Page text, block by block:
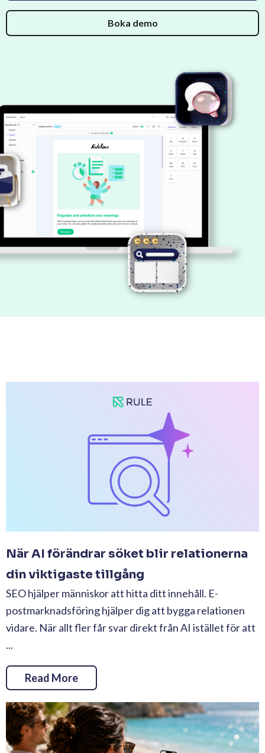
Boka demo
När AI förändrar söket blir relationerna
din viktigaste tillgång
SEO hjälper människor att hitta ditt innehåll. E-
postmarknadsföring hjälper dig att bygga relationen
vidare. När allt fler får svar direkt från AI istället för att
...
Read More